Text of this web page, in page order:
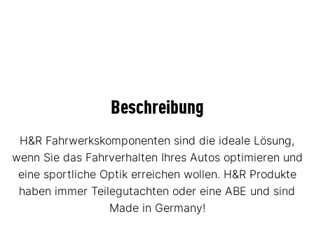
Beschreibung
H&R Fahrwerkskomponenten sind die ideale Lösung,
wenn Sie das Fahrverhalten Ihres Autos optimieren und
eine sportliche Optik erreichen wollen. H&R Produkte
haben immer Teilegutachten oder eine ABE und sind
Made in Germany!